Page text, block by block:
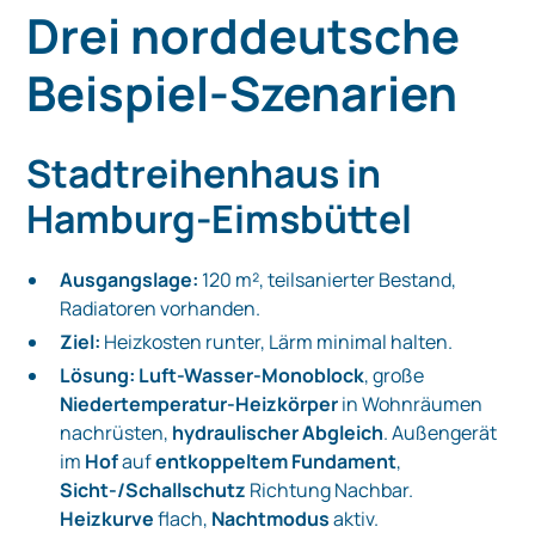
Drei norddeutsche
Beispiel-Szenarien
Stadtreihenhaus in
Hamburg-Eimsbüttel
Ausgangslage: 120 m², teilsanierter Bestand,
Radiatoren vorhanden.
Ziel: Heizkosten runter, Lärm minimal halten.
Lösung: Luft-Wasser-Monoblock, große
Niedertemperatur-Heizkörperin Wohnräumen
nachrüsten, hydraulischer Abgleich. Außengerät
im Hofaufentkoppeltem Fundament,
Sicht-/Schallschutz Richtung Nachbar.
Heizkurveflach, Nachtmodusaktiv.